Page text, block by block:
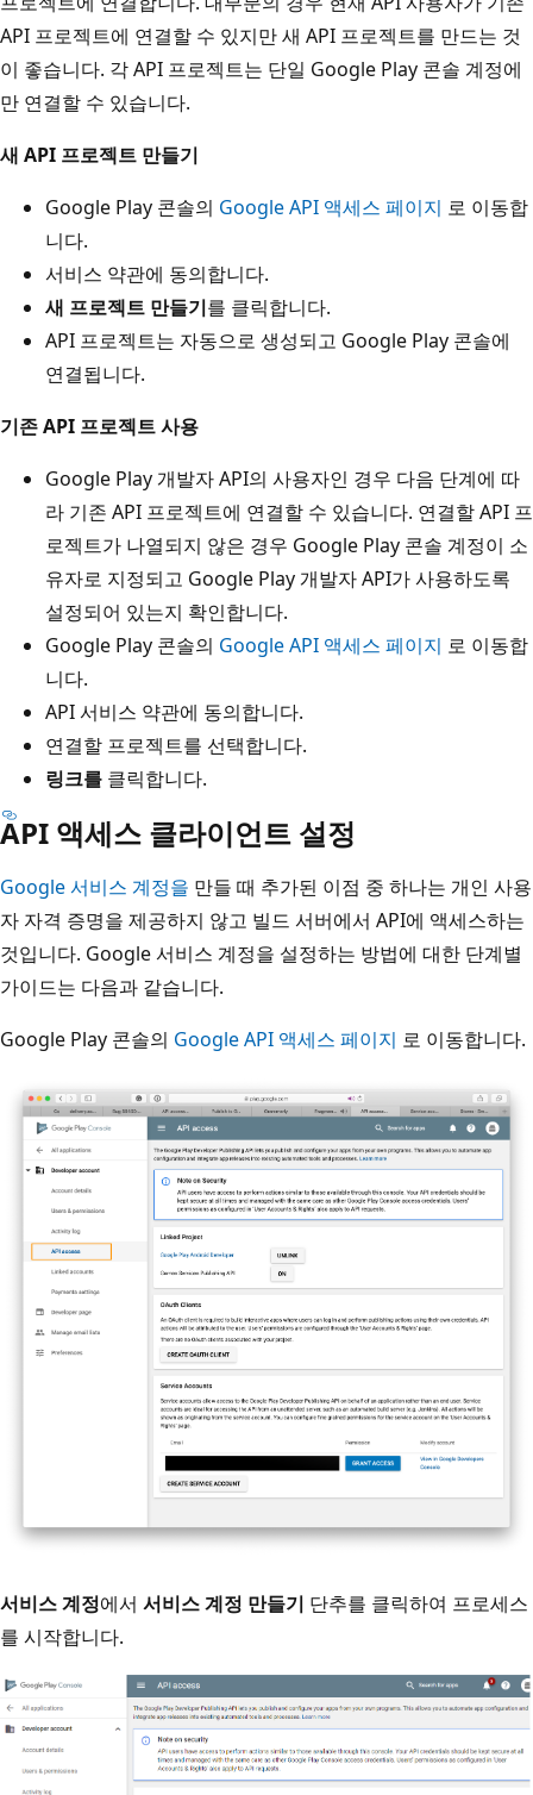
API 프로젝트에 연결할 수 있지만 새 API 프로젝트를 만드는 것
이 좋습니다. 각 API 프로젝트는 단일 Google Play 콘솔 계정에
만 연결할 수 있습니다.
새 API 프로젝트 만들기
Google Play 콘솔의 Google API 액세스 페이지 로 이동합
니다.
서비스 약관에 동의합니다.
새 프로젝트 만들기를 클릭합니다.
API 프로젝트는 자동으로 생성되고 Google Play 콘솔에
연결됩니다.
기존 API 프로젝트 사용
Google Play 개발자 API의 사용자인 경우 다음 단계에 따
라 기존 API 프로젝트에 연결할 수 있습니다. 연결할 API 프
로젝트가 나열되지 않은 경우 Google Play 콘솔 계정이 소
유자로 지정되고 Google Play 개발자 API가 사용하도록
설정되어 있는지 확인합니다.
Google Play 콘솔의 Google API 액세스 페이지 로 이동합
니다.
API 서비스 약관에 동의합니다.
연결할 프로젝트를 선택합니다.
링크를 클릭합니다.
API 액세스 클라이언트 설정
Google 서비스 계정을 만들 때 추가된 이점 중 하나는 개인 사용
자 자격 증명을 제공하지 않고 빌드 서버에서 API에 액세스하는
것입니다. Google 서비스 계정을 설정하는 방법에 대한 단계별
가이드는 다음과 같습니다.
Google Play 콘솔의 Google API 액세스 페이지 로 이동합니다.
서비스 계정에서 서비스 계정 만들기 단추를 클릭하여 프로세스
를 시작합니다.